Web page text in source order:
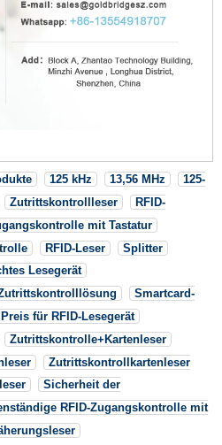
125 kHz 13,56 MHz
125-
Zutrittskontrollleser
RFID-
mit Tastatur
RFID-Leser
Splitter
Lesegerät
Smartcard-
Preis für RFID-Lesegerät
Zutrittskontrolle+Kartenleser
Zutrittskontrollkartenleser
Sicherheit der
RFID-Zugangskontrolle mit